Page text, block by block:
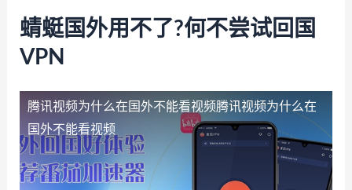
蜻蜓国外用不了?何不尝试回国
VPN
腾讯视频为什么在国外不能看视频腾讯视频为什么在
国外不能看视频